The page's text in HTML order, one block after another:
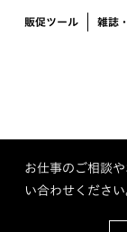
販促ツール 雑誌
お仕事のご相談
い合わせください